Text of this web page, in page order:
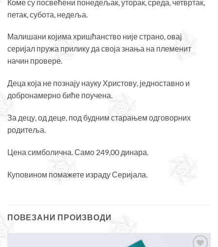
Коме су посвећени понедељак, уторак, среда, четвртак,
петак, субота, недеља.
Малишани којима хришћанство није страно, овај
серијал пружа прилику да своја знања на племенит
начин провере.
Деца која не познају науку Христову, једноставно и
добронамерно биће поучена.
За децу, од деце, под будним старањем одговорних
родитеља.
Цена симболична. Само 249,00 динара.
Куповином помажете израду Серијала.
ПОВЕЗАНИ ПРОИЗВОДИ